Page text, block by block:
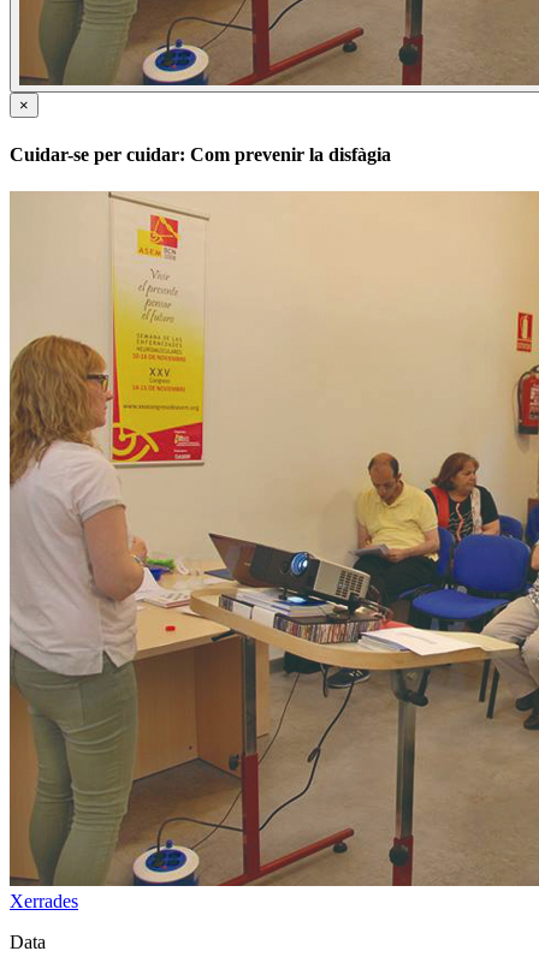
×
Cuidar-se per cuidar: Com prevenir la disfàgia
Xerrades
Data